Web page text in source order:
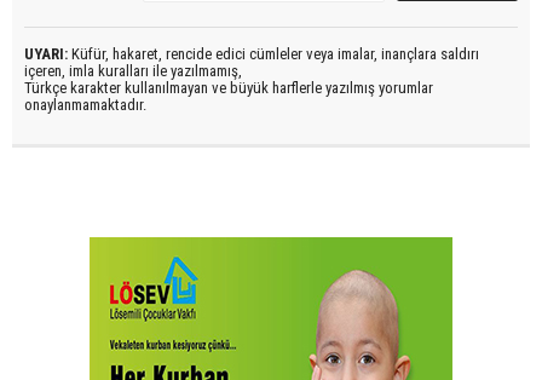
UYARI: Küfür, hakaret, rencide edici cümleler veya imalar, inançlara saldırı
içeren, imla kuralları ile yazılmamış,
Türkçe karakter kullanılmayan ve büyük harflerle yazılmış yorumlar
onaylanmamaktadır.